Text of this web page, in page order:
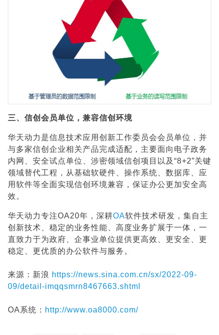
三、信创会员单位，兼容信创环境
华天动力是信息技术应用创新工作委员会会员单位，并
与多家信创企业相关产品完成适配，主要面向电子政务
内网、安全试点单位、涉密领域信创项目以及“8+2”关键
领域替代工程，从基础软硬件、操作系统、数据库、应
用软件等全面实现信创环境兼容，保证办公更加安全高
效。
华天动力专注OA20年，深耕OA软件技术研发，集自主
创新技术、稳定的业务性能、高度业务扩展于一体，一
直致力于为政府、企事业单位提供更高效、更安全、更
稳定、更优质的办公软件与服务。
来源：新浪 https://news.sina.com.cn/sx/2022-09-
09/detail-imqqsmrn8467663.shtml
OA系统： http://www.oa8000.com/